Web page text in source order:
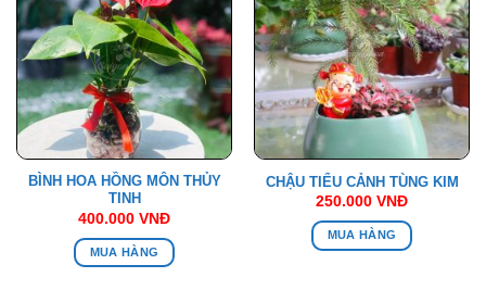
BÌNH HOA HỒNG MÔN THỦY
TINH
400.000 VNĐ
MUA HÀNG
CHẬU TIỂU CẢNH TÙNG KIM
250.000 VNĐ
MUA HÀNG